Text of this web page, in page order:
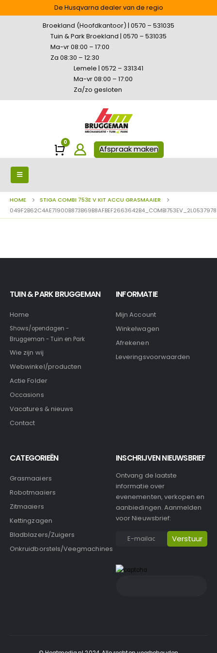
De Husqvarna dealer van de regio
Broekland (Hoofdkantoor) | 0570 – 531035
Tuin & Park Broekland | 0570 – 531035
Ma-vr 08:00 – 17:00
Za 08:30 – 12:30
Lemele | 0572 – 331341
Ma-vr 08:00 – 17:00
Za/zo gesloten
Winkelwagen
0
Afspraak maken
HOME
STIGA COMBI 753E V KIT ACCU GRASMAAIER
TUIN & PARK BRUGGEMAN
Home
Shows/opendagen -
Bruggeman - Tuin en Park
Wie zijn wij
Webwinkel/producten
Actie Folder
Occasions
Vacatures & nieuws
Contact
INFORMATIE
Mijn Account
Winkelwagen
Afrekenen
Leveringsvoorwaarden
CATEGORIEËN
Grasmaaiers
Robotmaaiers
Zitmaaiers
Kettingzagen
Bladblazers/Zuigers
Onkruidborstels/Veegmachines
INSCHRIJVEN NIEUWSBRIEF
Ontvang de laatste
informatie over
evenementen, verkopen en
aanbiedingen. Aanmelden
voor Nieuwsbrief: